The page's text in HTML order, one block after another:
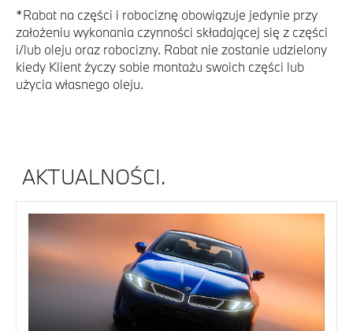
*Rabat na części i robociznę obowiązuje jedynie przy
założeniu wykonania czynności składającej się z części
i/lub oleju oraz robocizny. Rabat nie zostanie udzielony
kiedy Klient życzy sobie montażu swoich części lub
użycia własnego oleju.
AKTUALNOŚCI.